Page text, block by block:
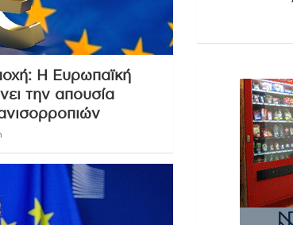
Η Ευρωπαϊκή
την απουσία